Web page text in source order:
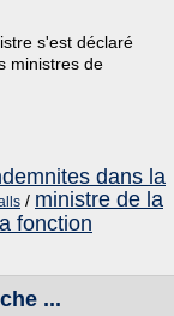
s'est déclaré
ministres de
dans la
/ ministre de la
fonction
...